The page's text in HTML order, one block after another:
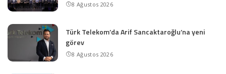
8 Ağustos 2026
Türk Telekom’da Arif Sancaktaroğlu’na yeni
görev
8 Ağustos 2026